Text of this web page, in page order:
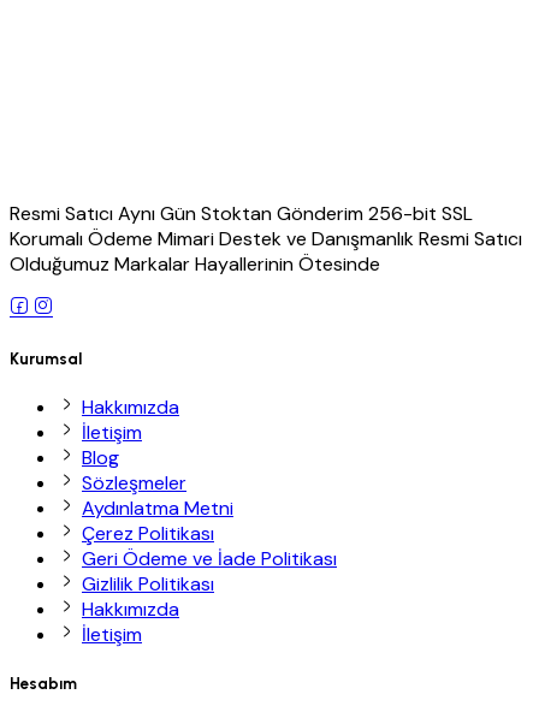
Resmi Satıcı Aynı Gün Stoktan Gönderim 256-bit SSL
Korumalı Ödeme Mimari Destek ve Danışmanlık Resmi Satıcı
Olduğumuz Markalar Hayallerinin Ötesinde
Kurumsal
Hakkımızda
İletişim
Blog
Sözleşmeler
Aydınlatma Metni
Çerez Politikası
Geri Ödeme ve İade Politikası
Gizlilik Politikası
Hakkımızda
İletişim
Hesabım